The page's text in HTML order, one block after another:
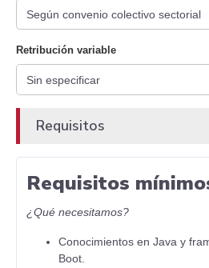
Retribución variable
Requisitos
Requisitos
¿Qué necesitamos?
Conocimientos en Java y
Boot.